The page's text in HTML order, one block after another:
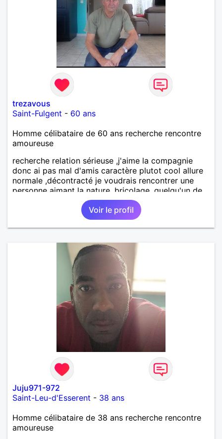
trezavous
Saint-Fulgent - 60 ans
Homme célibataire de 60 ans recherche rencontre
amoureuse
recherche relation sérieuse ,j'aime la compagnie
donc ai pas mal d'amis caractère plutot cool allure
normale ,décontracté je voudrais rencontrer une
personne aimant la nature ,bricolage ,quelqu'un de
simple et naturel à vos claviers mesdames
Voir le profil
Juju971-972
Saint-Leu-d'Esserent - 38 ans
Homme célibataire de 38 ans recherche rencontre
amoureuse